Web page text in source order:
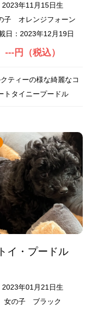
2023年11月15日生
子
オレンジフォーン
日：2023年12月19日
---円（税込）
クティーの様な綺麗なコ
トタイニープードル
トイ・プードル
2023年01月21日生
女の子
ブラック